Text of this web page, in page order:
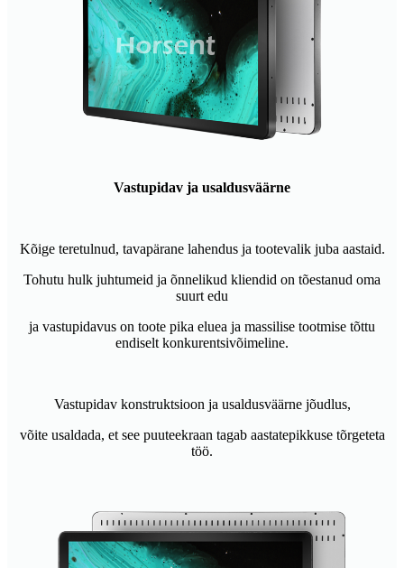
Vastupidav ja usaldusväärne
Kõige teretulnud, tavapärane lahendus ja tootevalik juba aastaid.
Tohutu hulk juhtumeid ja õnnelikud kliendid on tõestanud oma
suurt edu
ja vastupidavus on toote pika eluea ja massilise tootmise tõttu
endiselt konkurentsivõimeline.
Vastupidav konstruktsioon ja usaldusväärne jõudlus,
võite usaldada, et see puuteekraan tagab aastatepikkuse tõrgeteta
töö.